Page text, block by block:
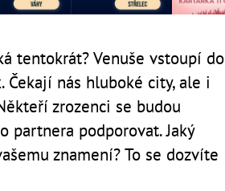
tentokrát? Venuše vstoupí do
nás hluboké city, ale i
zrozenci se budou
partnera podporovat. Jaký
znamení? To se dozvíte